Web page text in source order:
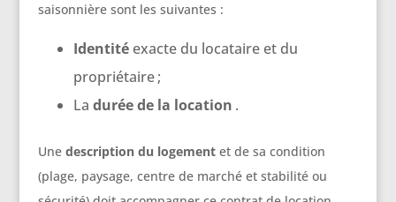
saisonnière sont les suivantes :
Identitéexacte du locataire et du
propriétaire ;
La durée de la location .
Une description du logementet de sa condition
(plage, paysage, centre de marché et stabilité ou